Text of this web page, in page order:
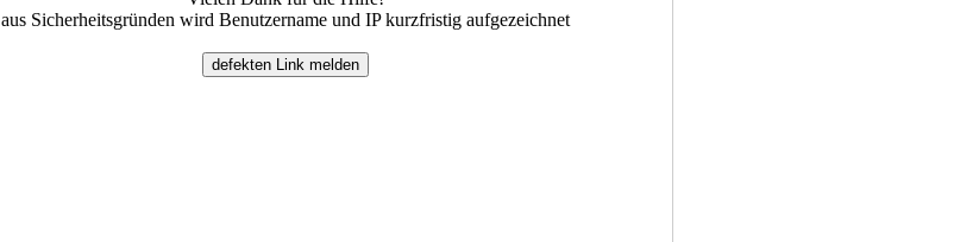
aus Sicherheitsgründen wird Benutzername und IP kurzfristig aufgezeichnet